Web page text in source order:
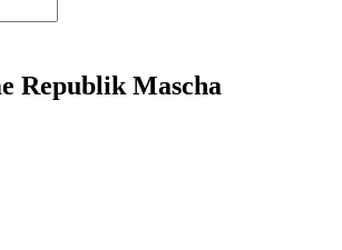
Republik Mascha